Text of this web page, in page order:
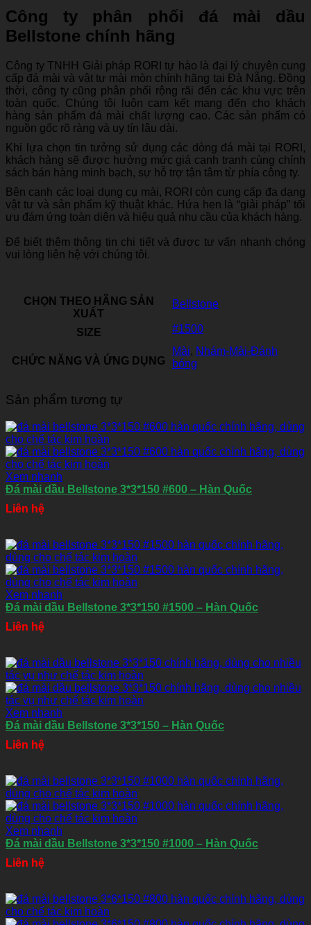
Công ty phân phối đá mài dầu
Bellstone chính hãng
Công ty TNHH Giải pháp RORI tự hào là đại lý chuyên cung
cấp đá mài và vật tư mài mòn chính hãng tại Đà Nẵng. Đồng
thời, công ty cũng phân phối rộng rãi đến các khu vực trên
toàn quốc. Chúng tôi luôn cam kết mang đến cho khách
hàng sản phẩm đá mài chất lượng cao. Các sản phẩm có
nguồn gốc rõ ràng và uy tín lâu dài.
Khi lựa chọn tin tưởng sử dụng các dòng đá mài tại RORI,
khách hàng sẽ được hưởng mức giá cạnh tranh cùng chính
sách bán hàng minh bạch, sự hỗ trợ tận tâm từ phía công ty.
Bên cạnh các loại dụng cụ mài, RORI còn cung cấp đa dạng
vật tư và sản phẩm kỹ thuật khác. Hứa hẹn là “giải pháp” tối
ưu đám ứng toàn diện và hiệu quả nhu cầu của khách hàng.
Để biết thêm thông tin chi tiết và được tư vấn nhanh chóng
vui lòng liên hệ với chúng tôi.
CHỌN THEO HÃNG SẢN
XUẤT
Bellstone
SIZE #1500
CHỨC NĂNG VÀ ỨNG DỤNG
Mài, Nhám-Mài-Đánh
bóng
Sản phẩm tương tự
Xem nhanh
Đá mài dầu Bellstone 3*3*150 #600 – Hàn Quốc
Liên hệ
Xem nhanh
Đá mài dầu Bellstone 3*3*150 #1500 – Hàn Quốc
Liên hệ
Xem nhanh
Đá mài dầu Bellstone 3*3*150 – Hàn Quốc
Liên hệ
Xem nhanh
Đá mài dầu Bellstone 3*3*150 #1000 – Hàn Quốc
Liên hệ